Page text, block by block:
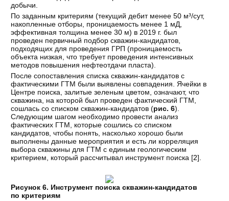
добычи.
По заданным критериям (текущий дебит менее 50 м³/сут,
накопленные отборы, проницаемость менее 1 мД,
эффективная толщина менее 30 м) в 2019 г. был
проведен первичный подбор скважин-кандидатов,
подходящих для проведения ГРП (проницаемость
объекта низкая, что требует проведения интенсивных
методов повышения нефтеотдачи пласта).
После сопоставления списка скважин-кандидатов с
фактическими ГТМ были выявлены совпадения. Ячейки в
Центре поиска, залитые зеленым цветом, означают, что
скважина, на которой был проведен фактический ГТМ,
сошлась со списком скважин-кандидатов (рис. 6).
Следующим шагом необходимо провести анализ
фактических ГТМ, которые сошлись со списком
кандидатов, чтобы понять, насколько хорошо были
выполнены данные мероприятия и есть ли корреляция
выбора скважины для ГТМ с единым геологическим
критерием, который рассчитывал инструмент поиска [2].
Рисунок 6. Инструмент поиска скважин-кандидатов
по критериям